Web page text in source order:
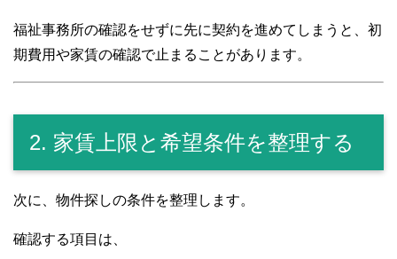
福祉事務所の確認をせずに先に契約を進めてしまうと、初
期費用や家賃の確認で止まることがあります。
2. 家賃上限と希望条件を整理する
次に、物件探しの条件を整理します。
確認する項目は、